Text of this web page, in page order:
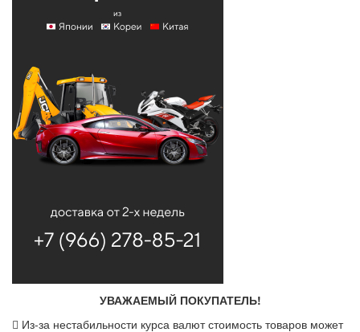
УВАЖАЕМЫЙ ПОКУПАТЕЛЬ!
Из-за нестабильности курса валют стоимость товаров может